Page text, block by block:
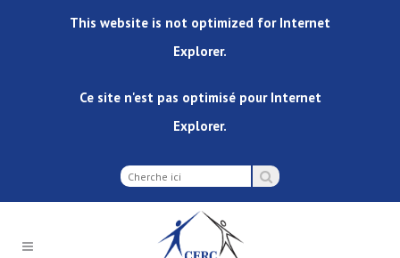
This website is not optimized for Internet
Explorer.
Ce site n'est pas optimisé pour Internet
Explorer.